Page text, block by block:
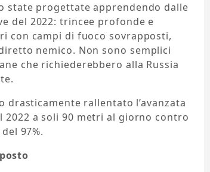
state progettate apprendendo dalle
del 2022: trincee profonde e
con campi di fuoco sovrapposti,
nemico. Non sono semplici
che richiederebbero alla Russia
rallentato l’avanzata
2022 a soli 90 metri al giorno contro
97%.